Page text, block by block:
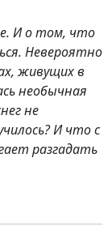
И о том, что
Невероятно
живущих в
необычная
не
И что с
разгадать